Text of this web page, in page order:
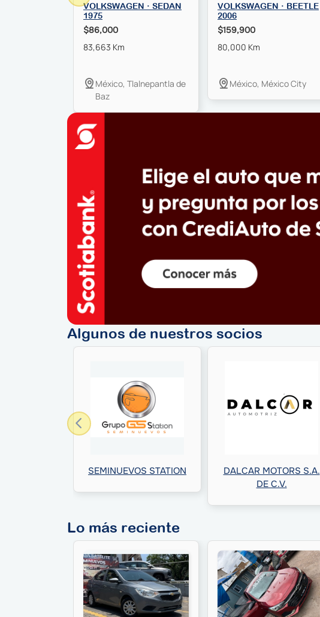
VOLKSWAGEN · SEDAN
1975
$86,000
83,663 Km
México, Tlalnepantla de
Baz
VOLKSWAGEN · BEETLE
2006
$159,900
80,000 Km
México, México City
Algunos de nuestros socios
SEMINUEVOS STATION
DALCAR MOTORS S.A.
DE C.V.
Lo más reciente